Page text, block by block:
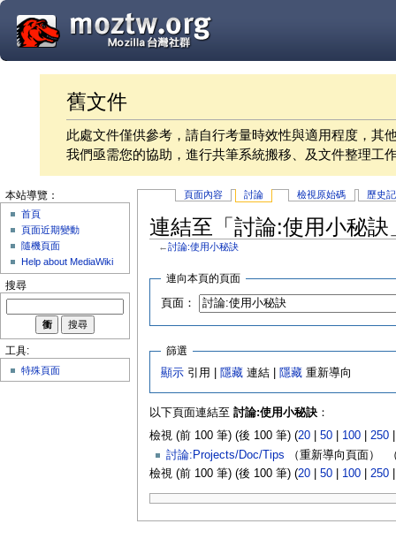
舊文件
此處文件僅供參考，請自行考量時效性與適用程度，其
我們亟需您的協助，進行共筆系統搬移、及文件整理工
頁面內容 討論 檢視原始碼 歷史
連結至「討論:使用小秘訣
←討論:使用小秘訣
連向本頁的頁面
頁面：
篩選
顯示 引用 | 隱藏 連結 | 隱藏 重新導向
以下頁面連結至 討論:使用小秘訣：
檢視 (前 100 筆) (後 100 筆) (20| 50| 100| 250
討論:Projects/Doc/Tips （重新導向頁面） ‎
檢視 (前 100 筆) (後 100 筆) (20| 50| 100| 250
本站導覽：
首頁
頁面近期變動
隨機頁面
Help about MediaWiki
搜尋
工具:
特殊頁面